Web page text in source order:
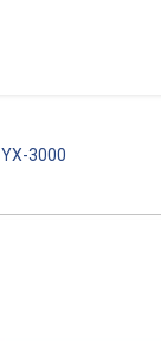
YX-3000